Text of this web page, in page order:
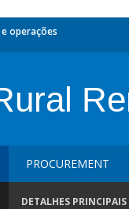
operações
PROCUREMENT
DETALHES PRINCIPAIS